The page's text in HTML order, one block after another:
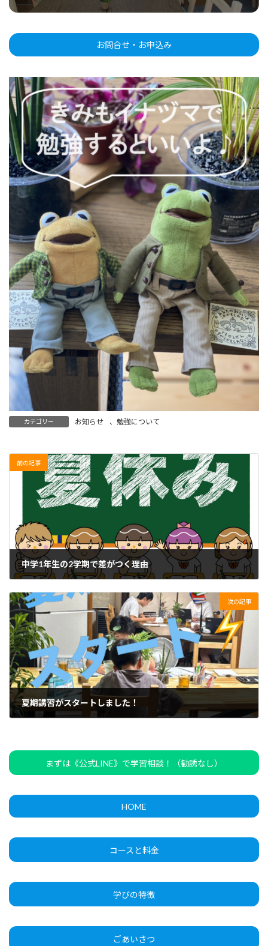
お問合せ・お申込み
カテゴリー お知らせ 、 勉強について
前の記事
中学1年生の2学期で差がつく理由
次の記事
夏期講習がスタートしました！
まずは《公式LINE》で学習相談！（勧誘なし）
HOME
コースと料金
学びの特徴
ごあいさつ